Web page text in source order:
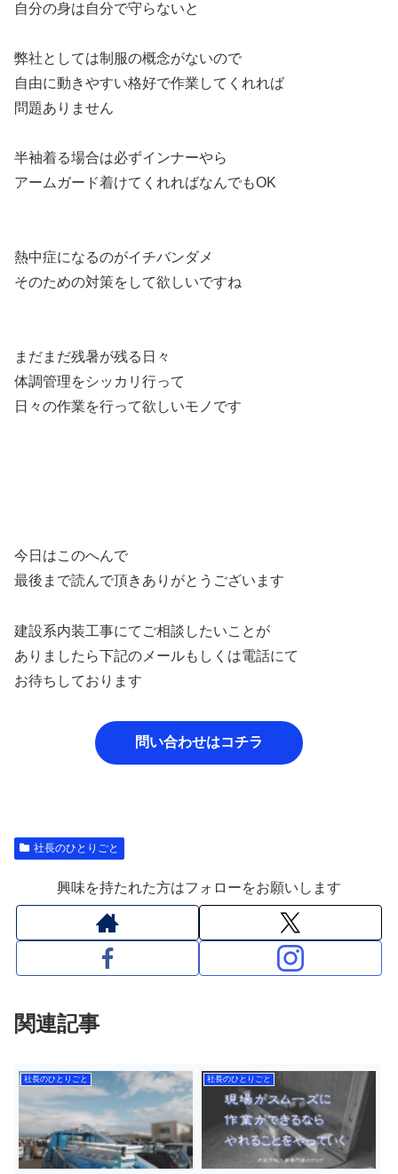
自分の身は自分で守らないと
弊社としては制服の概念がないので
自由に動きやすい格好で作業してくれれば
問題ありません
半袖着る場合は必ずインナーやら
アームガード着けてくれればなんでもOK
熱中症になるのがイチバンダメ
そのための対策をして欲しいですね
まだまだ残暑が残る日々
体調管理をシッカリ行って
日々の作業を行って欲しいモノです
今日はこのへんで
最後まで読んで頂きありがとうございます
建設系内装工事にてご相談したいことが
ありましたら下記のメールもしくは電話にて
お待ちしております
問い合わせはコチラ
社長のひとりごと
興味を持たれた方はフォローをお願いします
関連記事
社長のひとりごと 社長のひとりごと